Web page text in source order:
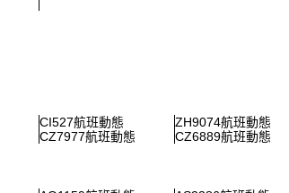
CI527航班動態 ZH9074航班動態
CZ7977航班動態 CZ6889航班動態